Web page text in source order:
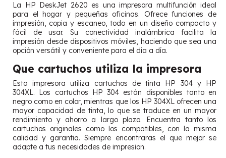
La HP DeskJet 2620 es una impresora multifunción ideal
para el hogar y pequeñas oficinas. Ofrece funciones de
impresión, copia y escaneo, todo en un diseño compacto y
fácil de usar. Su conectividad inalámbrica facilita la
impresión desde dispositivos móviles, haciendo que sea una
opción versátil y conveniente para el día a día.
Que cartuchos utiliza la impresora
Esta impresora utiliza cartuchos de tinta HP 304 y HP
304XL. Los cartuchos HP 304 están disponibles tanto en
negro como en color, mientras que los HP 304XL ofrecen una
mayor capacidad de tinta, lo que se traduce en un mayor
rendimiento y ahorro a largo plazo. Encuentra tanto los
cartuchos originales como los compatibles, con la misma
calidad y garantia. Siempre encontraras el que mejor se
adapte a tus necesidades de impresion.